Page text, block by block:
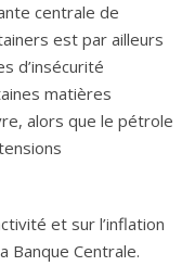
centrale de
est par ailleurs
d’insécurité
matières
alors que le pétrole
et sur l’inflation
Banque Centrale.